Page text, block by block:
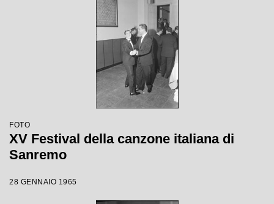
FOTO
XV Festival della canzone italiana di
Sanremo
28 GENNAIO 1965